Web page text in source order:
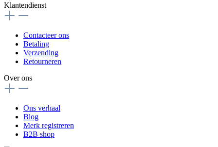
Klantendienst
Contacteer ons
Betaling
Verzending
Retourneren
Over ons
Ons verhaal
Blog
Merk registreren
B2B shop